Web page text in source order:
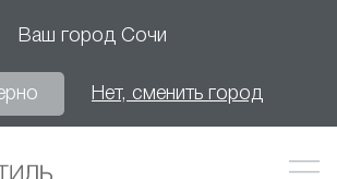
Ваш город Сочи
Нет, сменить город